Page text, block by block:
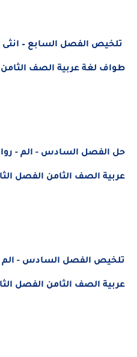
تلخيص الفصل السابع – انثى
طواف لغة عربية الصف الثامن
حل الفصل السادس - الم -
عربية الصف الثامن الفصل الثالث
تلخيص الفصل السادس - الم
عربية الصف الثامن الفصل الثالث